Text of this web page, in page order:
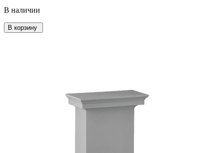
В наличии
В корзину